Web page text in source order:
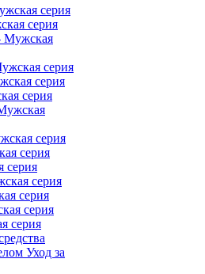
серия
серия
серия
серия
серия
серия
серия
Уход за